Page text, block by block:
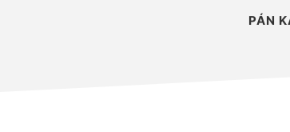
PÁN